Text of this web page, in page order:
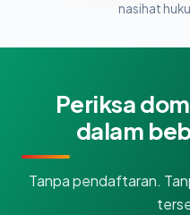
nasihat
Periksa
dalam
Tanpa pendaftaran.